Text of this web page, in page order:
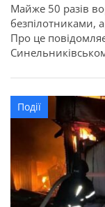
Майже 50 разів
безпілотниками,
Про це
Васильківській,
Події